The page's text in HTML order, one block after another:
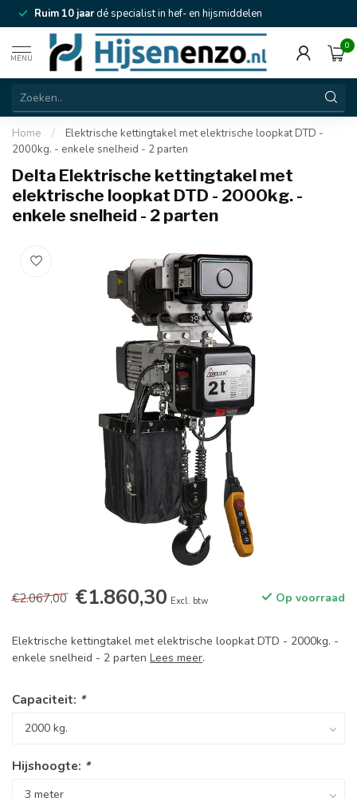
Ruim 10 jaardé specialist in hef- en hijsmiddelen
MENU
0
Home /
Elektrische kettingtakel met elektrische loopkat DTD -
2000kg. - enkele snelheid - 2 parten
Delta Elektrische kettingtakel met
elektrische loopkat DTD - 2000kg. -
enkele snelheid - 2 parten
€2.067,00 €1.860,30 Excl. btw Op voorraad
Elektrische kettingtakel met elektrische loopkat DTD - 2000kg. -
enkele snelheid - 2 parten Lees meer.
Capaciteit: *
Hijshoogte: *